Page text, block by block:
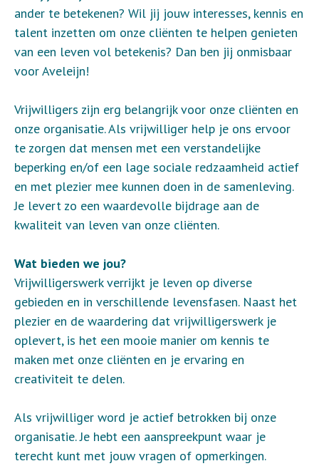
ander te betekenen? Wil jij jouw interesses, kennis en
talent inzetten om onze cliënten te helpen genieten
van een leven vol betekenis? Dan ben jij onmisbaar
voor Aveleijn!
Vrijwilligers zijn erg belangrijk voor onze cliënten en
onze organisatie. Als vrijwilliger help je ons ervoor
te zorgen dat mensen met een verstandelijke
beperking en/of een lage sociale redzaamheid actief
en met plezier mee kunnen doen in de samenleving.
Je levert zo een waardevolle bijdrage aan de
kwaliteit van leven van onze cliënten.
Wat bieden we jou?
Vrijwilligerswerk verrijkt je leven op diverse
gebieden en in verschillende levensfasen. Naast het
plezier en de waardering dat vrijwilligerswerk je
oplevert, is het een mooie manier om kennis te
maken met onze cliënten en je ervaring en
creativiteit te delen.
Als vrijwilliger word je actief betrokken bij onze
organisatie. Je hebt een aanspreekpunt waar je
terecht kunt met jouw vragen of opmerkingen.